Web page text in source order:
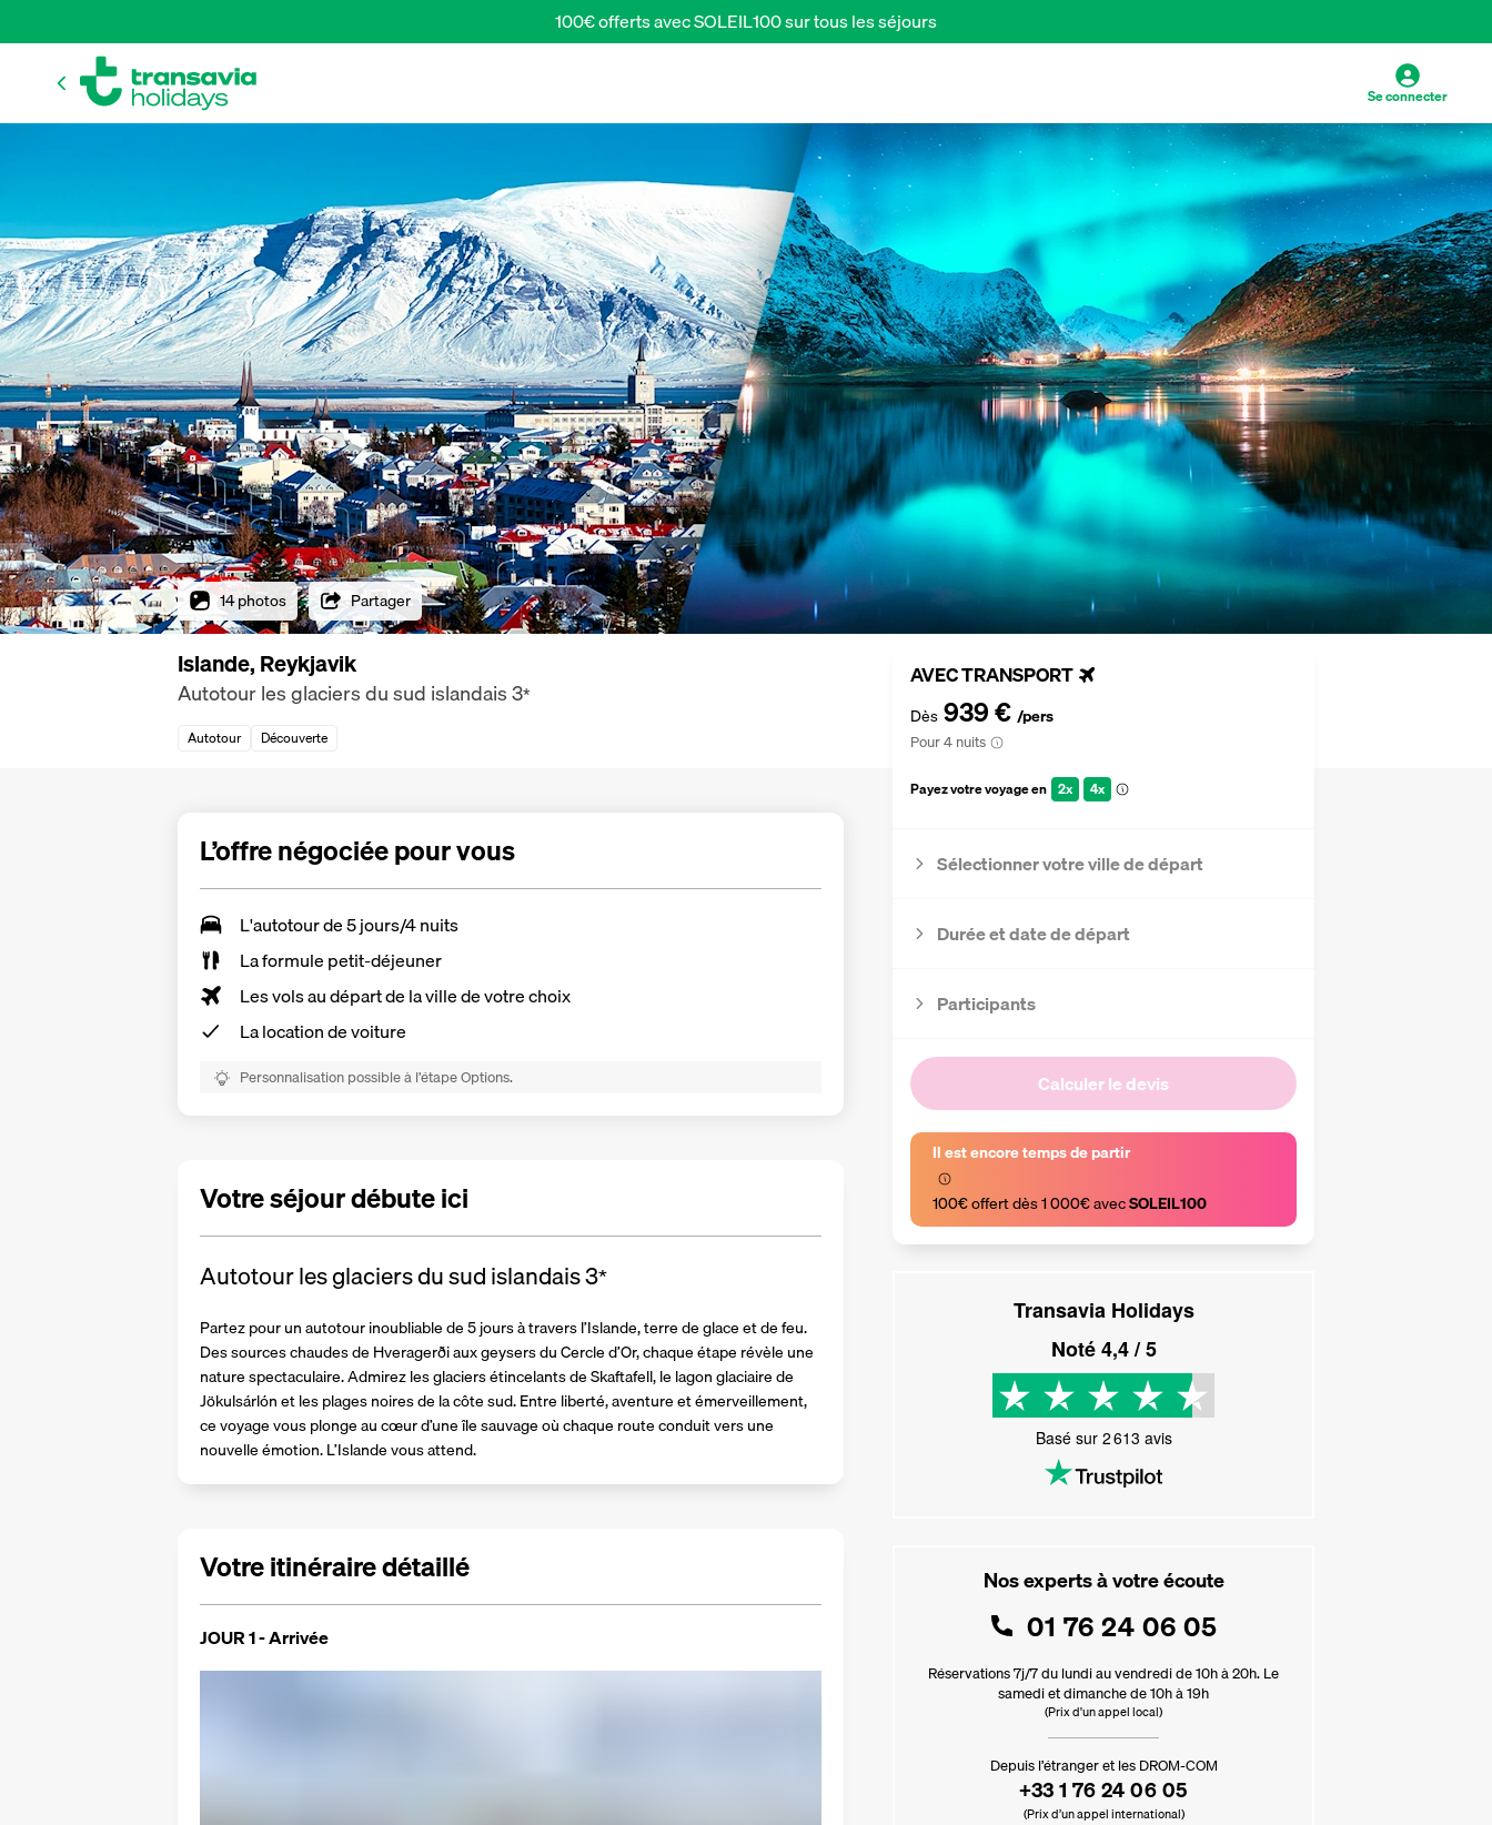
100€ offerts avec SOLEIL100 sur tous les séjours
Se connecter
14 photos Partager
Islande, Reykjavik
Autotour les glaciers du sud islandais3*
Autotour Découverte
AVEC TRANSPORT
Dès 939 € /pers
Pour 4 nuits
Payez votre voyage en 2x 4x
Sélectionner votre ville de départ
Durée et date de départ
Participants
Calculer le devis
Il est encore temps de partir
100€ offert dès 1 000€ avec SOLEIL100
Transavia Holidays
Noté4,4/ 5
Basé sur 2 613 avis
Nos experts à votre écoute
01 76 24 06 05
Réservations 7j/7 du lundi au vendredi de 10h à 20h. Le
samedi et dimanche de 10h à 19h
(Prix d'un appel local)
Depuis l’étranger et les DROM-COM
+33 1 76 24 06 05
(Prix d’un appel international)
L’offre négociée pour vous
L'autotour de 5 jours/4 nuits
La formule petit-déjeuner
Les vols au départ de la ville de votre choix
Lalocation de voiture
Personnalisation possible à l’étape Options.
Votre séjour débute ici
Autotour les glaciers du sud islandais3*
Partez pour un autotour inoubliable de 5 jours à travers l’Islande, terre de glace et de feu.
Des sources chaudes de Hveragerði aux geysers du Cercle d’Or, chaque étape révèle une
nature spectaculaire. Admirez les glaciers étincelants de Skaftafell, le lagon glaciaire de
Jökulsárlón et les plages noires de la côte sud. Entre liberté, aventure et émerveillement,
ce voyage vous plonge au cœur d’une île sauvage où chaque route conduit vers une
nouvelle émotion. L’Islande vous attend.
Votre itinéraire détaillé
JOUR 1 - Arrivée